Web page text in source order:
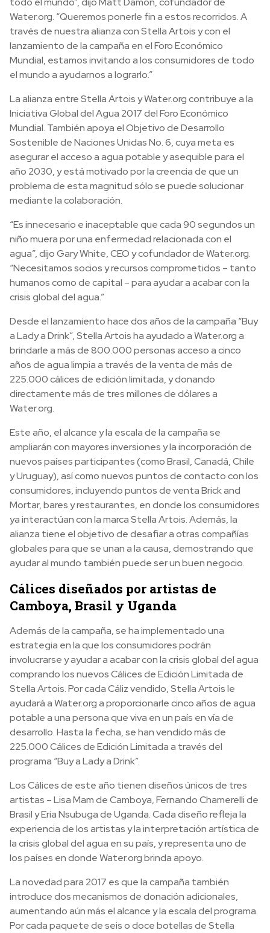
Water.org. “Queremos ponerle fin a estos recorridos. A
través de nuestra alianza con Stella Artois y con el
lanzamiento de la campaña en el Foro Económico
Mundial, estamos invitando a los consumidores de todo
el mundo a ayudarnos a lograrlo.”
La alianza entre Stella Artois y Water.org contribuye a la
Iniciativa Global del Agua 2017 del Foro Económico
Mundial. También apoya el Objetivo de Desarrollo
Sostenible de Naciones Unidas No. 6, cuya meta es
asegurar el acceso a agua potable y asequible para el
año 2030, y está motivado por la creencia de que un
problema de esta magnitud sólo se puede solucionar
mediante la colaboración.
“Es innecesario e inaceptable que cada 90 segundos un
niño muera por una enfermedad relacionada con el
agua”, dijo Gary White, CEO y cofundador de Water.org.
“Necesitamos socios y recursos comprometidos – tanto
humanos como de capital – para ayudar a acabar con la
crisis global del agua.”
Desde el lanzamiento hace dos años de la campaña “Buy
a Lady a Drink”, Stella Artois ha ayudado a Water.org a
brindarle a más de 800.000 personas acceso a cinco
años de agua limpia a través de la venta de más de
225.000 cálices de edición limitada, y donando
directamente más de tres millones de dólares a
Water.org.
Este año, el alcance y la escala de la campaña se
ampliarán con mayores inversiones y la incorporación de
nuevos países participantes (como Brasil, Canadá, Chile
y Uruguay), así como nuevos puntos de contacto con los
consumidores, incluyendo puntos de venta Brick and
Mortar, bares y restaurantes, en donde los consumidores
ya interactúan con la marca Stella Artois. Además, la
alianza tiene el objetivo de desafiar a otras compañías
globales para que se unan a la causa, demostrando que
ayudar al mundo también puede ser un buen negocio.
Cálices diseñados por artistas de
Camboya, Brasil y Uganda
Además de la campaña, se ha implementado una
estrategia en la que los consumidores podrán
involucrarse y ayudar a acabar con la crisis global del agua
comprando los nuevos Cálices de Edición Limitada de
Stella Artois. Por cada Cáliz vendido, Stella Artois le
ayudará a Water.org a proporcionarle cinco años de agua
potable a una persona que viva en un país en vía de
desarrollo. Hasta la fecha, se han vendido más de
225.000 Cálices de Edición Limitada a través del
programa “Buy a Lady a Drink”.
Los Cálices de este año tienen diseños únicos de tres
artistas – Lisa Mam de Camboya, Fernando Chamerelli de
Brasil y Eria Nsubuga de Uganda. Cada diseño refleja la
experiencia de los artistas y la interpretación artística de
la crisis global del agua en su país, y representa uno de
los países en donde Water.org brinda apoyo.
La novedad para 2017 es que la campaña también
introduce dos mecanismos de donación adicionales,
aumentando aún más el alcance y la escala del programa.
Por cada paquete de seis o doce botellas de Stella